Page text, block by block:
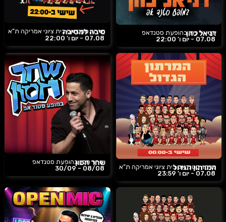
דניאל כהן
דניאל כהן בהופעת סטנדאפ
07.08 -
יום ו' 22:00
סיבה למסיבה
מרתון סטנדאפ בית ציוני אמריקה ת”א
07.08 -
יום ו' 22:00
המרתון הגדול
מרתון סטנדאפ בית ציוני אמריקה ת”א
07.08 -
יום ו' 23:59
שחר חסון
שחר חסון בהופעת סטנדאפ
08/08 - 30/09